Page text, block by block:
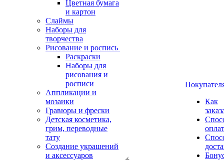
Цветная бумага
и картон
Слаймы
Наборы для
творчества
Рисование и роспись
Раскраски
Наборы для
рисования и
росписи
Аппликации и
мозаики
Гравюры и фрески
Детская косметика,
грим, переводные
тату
Создание украшений
и аксессуаров
Как